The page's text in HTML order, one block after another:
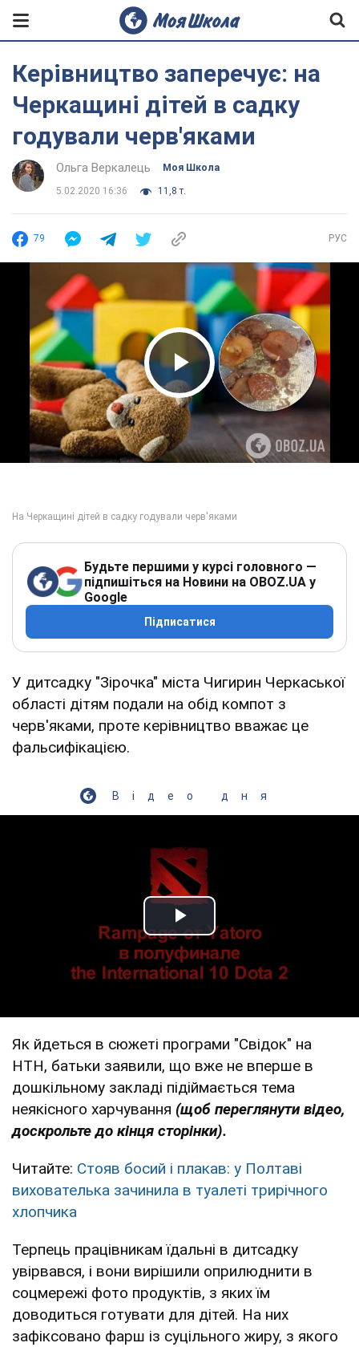
Керівництво заперечує: на
Черкащині дітей в садку
годували черв'яками
Ольга Веркалець Моя Школа
5.02.2020 16:36 11,8 т.
79 РУС
Play Video
Будьте першими у курсі головного —
підпишіться на Новини на OBOZ.UA у
Google
Підписатися
У дитсадку "Зірочка" міста Чигирин Черкаської
області дітям подали на обід компот з
черв'яками, проте керівництво вважає це
фальсифікацією.
Відео дня
Play Video
Як йдеться в сюжеті програми "Свідок" на
НТН, батьки заявили, що вже не вперше в
дошкільному закладі підіймається тема
неякісного харчування (щоб переглянути відео,
доскрольте до кінця сторінки).
Читайте: Стояв босий і плакав: у Полтаві
вихователька зачинила в туалеті трирічного
хлопчика
Терпець працівникам їдальні в дитсадку
увірвався, і вони вирішили оприлюднити в
соцмережі фото продуктів, з яких їм
доводиться готувати для дітей. На них
зафіксовано фарш із суцільного жиру, з якого